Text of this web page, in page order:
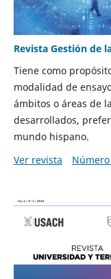
Revista Gestión de
Tiene como
modalidad de
ámbitos o áreas de
desarrollados,
mundo hispano.
Ver revista